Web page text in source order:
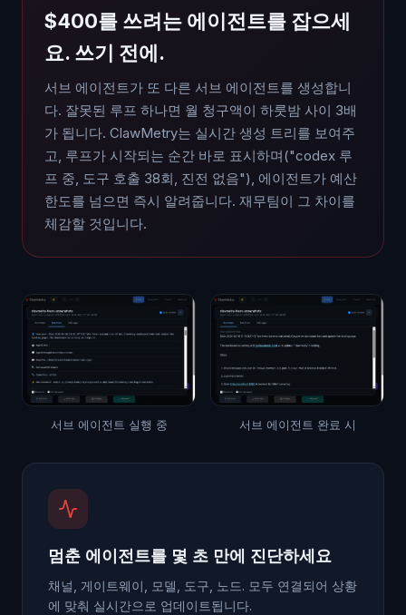
$400를 쓰려는 에이전트를 잡으세
요. 쓰기 전에.
서브 에이전트가 또 다른 서브 에이전트를 생성합니
다. 잘못된 루프 하나면 월 청구액이 하룻밤 사이 3배
가 됩니다. ClawMetry는 실시간 생성 트리를 보여주
고, 루프가 시작되는 순간 바로 표시하며("codex 루
프 중, 도구 호출 38회, 진전 없음"), 에이전트가 예산
한도를 넘으면 즉시 알려줍니다. 재무팀이 그 차이를
체감할 것입니다.
서브 에이전트 실행 중 서브 에이전트 완료 시
멈춘 에이전트를 몇 초 만에 진단하세요
채널, 게이트웨이, 모델, 도구, 노드. 모두 연결되어 상황
에 맞춰 실시간으로 업데이트됩니다.